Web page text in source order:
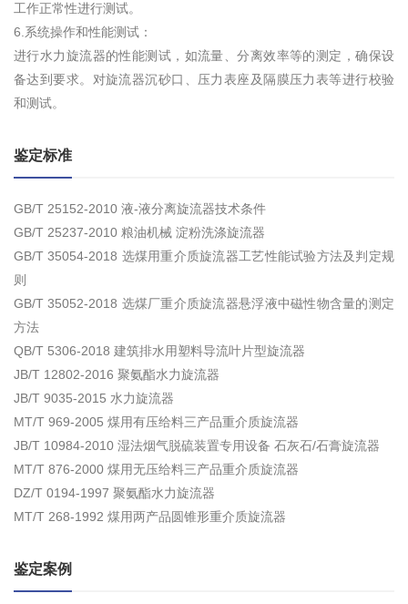
工作正常性进行测试。
6.系统操作和性能测试：
进行水力旋流器的性能测试，如流量、分离效率等的测定，确保设
备达到要求。对旋流器沉砂口、压力表座及隔膜压力表等进行校验
和测试。
鉴定标准
GB/T 25152-2010 液-液分离旋流器技术条件
GB/T 25237-2010 粮油机械 淀粉洗涤旋流器
GB/T 35054-2018 选煤用重介质旋流器工艺性能试验方法及判定规
则
GB/T 35052-2018 选煤厂重介质旋流器悬浮液中磁性物含量的测定
方法
QB/T 5306-2018 建筑排水用塑料导流叶片型旋流器
JB/T 12802-2016 聚氨酯水力旋流器
JB/T 9035-2015 水力旋流器
MT/T 969-2005 煤用有压给料三产品重介质旋流器
JB/T 10984-2010 湿法烟气脱硫装置专用设备 石灰石/石膏旋流器
MT/T 876-2000 煤用无压给料三产品重介质旋流器
DZ/T 0194-1997 聚氨酯水力旋流器
MT/T 268-1992 煤用两产品圆锥形重介质旋流器
鉴定案例